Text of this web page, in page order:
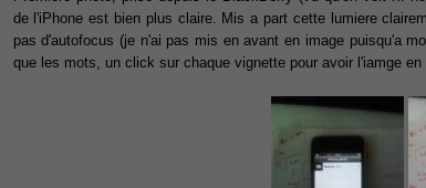
de l'iPhone est bien plus claire. Mis a part cette lumiere
pas d'autofocus (je n'ai pas mis en avant en image puisqu'a
que les mots, un click sur chaque vignette pour avoir l'iamge en